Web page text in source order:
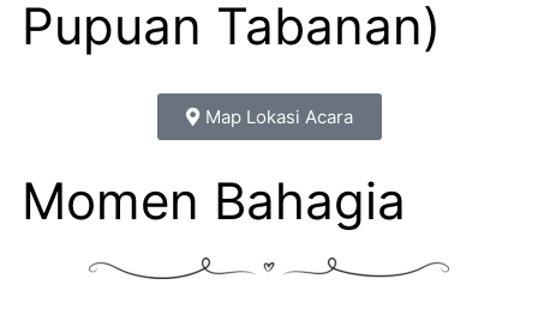
Pupuan Tabanan)
Map Lokasi Acara
Momen Bahagia